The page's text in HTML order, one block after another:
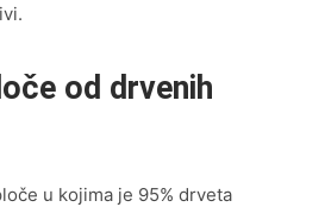
od drvenih
u kojima je 95% drveta